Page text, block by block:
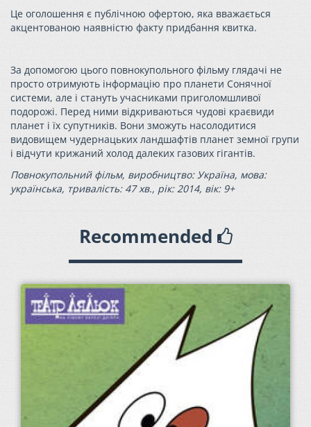
Це оголошення є публічною офертою, яка вважається
акцентованою наявністю факту придбання квитка.
За допомогою цього повнокупольного фільму глядачі не
просто отримують інформацію про планети Сонячної
системи, але і стануть учасниками приголомшливої
подорожі. Перед ними відкриваються чудові краєвиди
планет і їх супутників. Вони зможуть насолодитися
видовищем чудернацьких ландшафтів планет земної групи
і відчути крижаний холод далеких газових гігантів.
Повнокупольний фільм, виробництво: Україна, мова:
українська, тривалість: 47 хв., рік: 2014, вік: 9+
Recommended